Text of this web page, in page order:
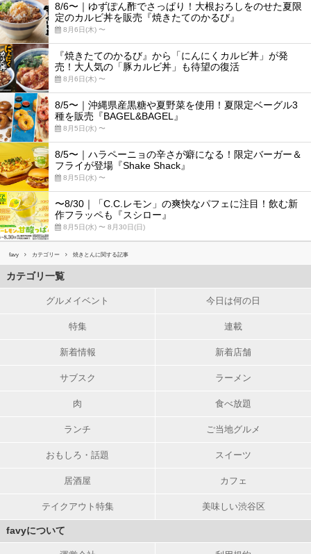
8/6〜｜ゆずぽん酢でさっぱり！大根おろしをのせた夏限
定のカルビ丼を販売『焼きたてのかるび』
8月6日(木) 〜
『焼きたてのかるび』から「にんにくカルビ丼」が発
売！大人気の「豚カルビ丼」も待望の復活
8月6日(木) 〜
8/5〜｜沖縄県産黒糖や夏野菜を使用！夏限定ベーグル3
種を販売『BAGEL&BAGEL』
8月5日(水) 〜
8/5〜｜ハラペーニョの辛さが癖になる！限定バーガー＆
フライが登場『Shake Shack』
8月5日(水) 〜
〜8/30｜「C.C.レモン」の爽快なパフェに注目！飲む新
作フラッペも『スシロー』
8月5日(水) 〜 8月30日(日)
favy カテゴリー 焼きとんに関する記事
カテゴリ一覧
グルメイベント 今日は何の日
特集 連載
新着情報 新着店舗
サブスク ラーメン
肉 食べ放題
ランチ ご当地グルメ
おもしろ・話題 スイーツ
居酒屋 カフェ
テイクアウト特集 美味しい渋谷区
favyについて